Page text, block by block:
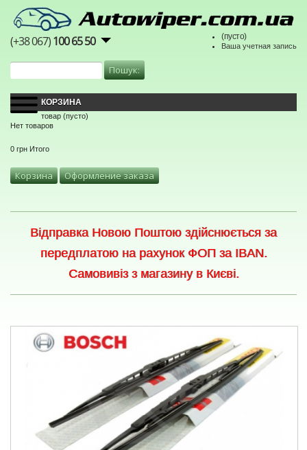
(+38 067)100 65 50 (пусто)
Ваша учетная запись
КОРЗИНА
товар (пусто)
Нет товаров
0 грн Итого
Корзина Оформление заказа
Відправка Новою Поштою здійснюється за
передплатою на рахунок ФОП за IBAN.
Самовивіз з магазину в Києві.